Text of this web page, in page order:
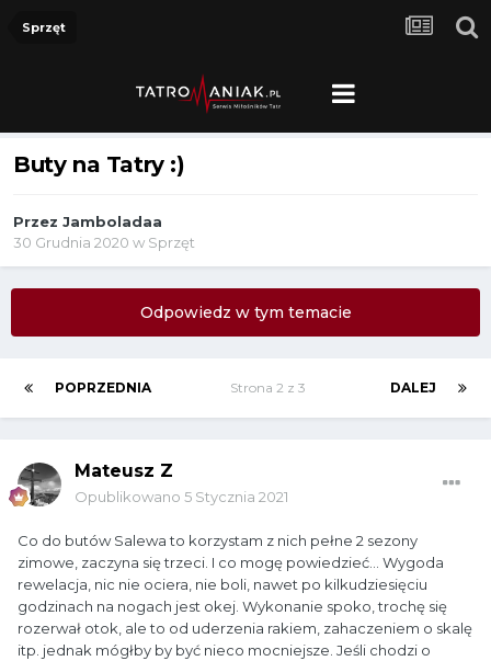
Sprzęt
Buty na Tatry :)
Przez Jamboladaa
30 Grudnia 2020 w Sprzęt
Odpowiedz w tym temacie
POPRZEDNIA DALEJ
Strona 2 z 3
Mateusz Z
Opublikowano 5 Stycznia 2021
Co do butów Salewa to korzystam z nich pełne 2 sezony
zimowe, zaczyna się trzeci. I co mogę powiedzieć... Wygoda
rewelacja, nic nie ociera, nie boli, nawet po kilkudziesięciu
godzinach na nogach jest okej. Wykonanie spoko, trochę się
rozerwał otok, ale to od uderzenia rakiem, zahaczeniem o skalę
itp. jednak mógłby by być nieco mocniejsze. Jeśli chodzi o